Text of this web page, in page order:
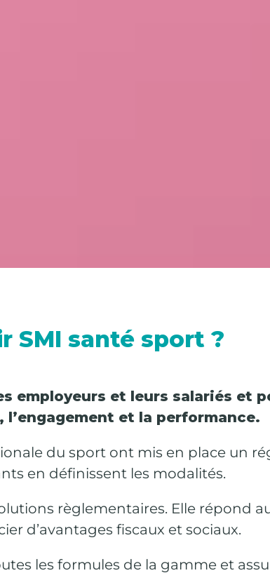
SMI santé sport ?
employeurs et leurs salariés et
l’engagement et la performance.
du sport ont mis en place un
en définissent les modalités.
règlementaires. Elle répond
d’avantages fiscaux et sociaux.
les formules de la gamme et